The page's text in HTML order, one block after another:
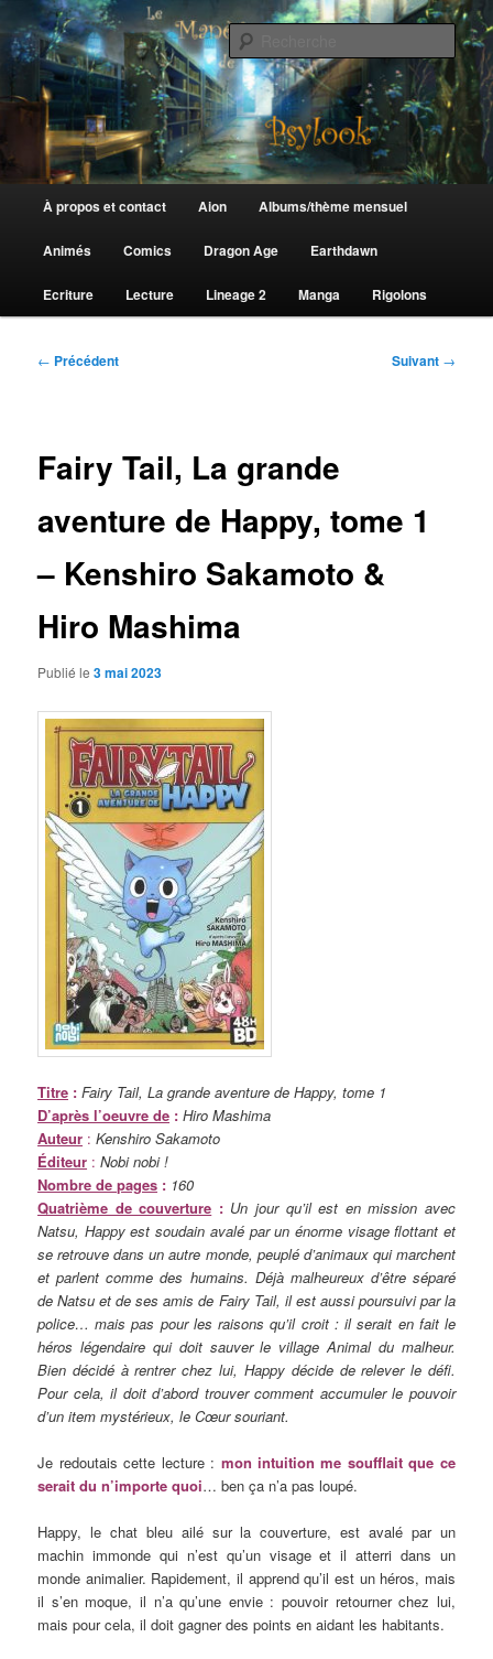
au
contenu
principalLe Manège de Psylook
principal
À propos et contact Aion Albums/thème mensuel
Animés Comics Dragon Age Earthdawn
Ecriture Lecture Lineage 2 Manga Rigolons
Navigation
← Précédent Suivant →
Fairy Tail, La grande
aventure de Happy, tome 1
– Kenshiro Sakamoto &
Hiro Mashima
Publié le3 mai 2023
Titre : Fairy Tail, La grande aventure de Happy, tome 1
D’après l’oeuvre de : Hiro Mashima
Auteur :Kenshiro Sakamoto
Éditeur : Nobi nobi !
Nombre de pages : 160
Quatrième de couverture : Un jour qu’il est en mission avec
Natsu, Happy est soudain avalé par un énorme visage flottant et
se retrouve dans un autre monde, peuplé d’animaux qui marchent
et parlent comme des humains. Déjà malheureux d’être séparé
de Natsu et de ses amis de Fairy Tail, il est aussi poursuivi par la
police… mais pas pour les raisons qu’il croit : il serait en fait le
héros légendaire qui doit sauver le village Animal du malheur.
Bien décidé à rentrer chez lui, Happy décide de relever le défi.
Pour cela, il doit d’abord trouver comment accumuler le pouvoir
d’un item mystérieux, le Cœur souriant.
Je redoutais cette lecture : mon intuition me soufflait que ce
serait du n’importe quoi… ben ça n’a pas loupé.
Happy, le chat bleu ailé sur la couverture, est avalé par un
machin immonde qui n’est qu’un visage et il atterri dans un
monde animalier. Rapidement, il apprend qu’il est un héros, mais
il s’en moque, il n’a qu’une envie : pouvoir retourner chez lui,
mais pour cela, il doit gagner des points en aidant les habitants.